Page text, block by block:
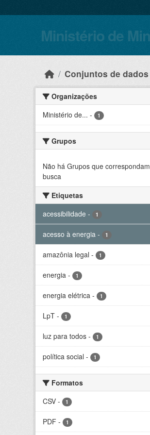
Ministério de
Conjuntos de dados
Organizações
Ministério de... - 1
Grupos
Não há Grupos que
busca
Etiquetas
acessibilidade - 1
acesso à energia - 1
amazônia legal - 1
energia - 1
energia elétrica - 1
LpT - 1
luz para todos - 1
política social - 1
Formatos
CSV - 1
PDF - 1